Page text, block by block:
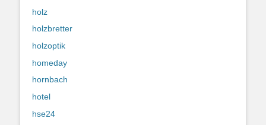
holz
holzbretter
holzoptik
homeday
hornbach
hotel
hse24